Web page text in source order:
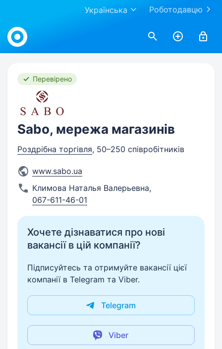
Роботодавцю
Українська
Work.ua
Перевірено
Sabo, мережа магазинів
Роздрібна торгівля, 50–250 співробітників
www.sabo.ua
Климова Наталья Валерьевна,
067-611-46-01
Хочете дізнаватися про нові
вакансії в цій компанії?
Підписуйтесь та отримуйте вакансії цієї
компанії в Telegram та Viber.
Telegram
Viber